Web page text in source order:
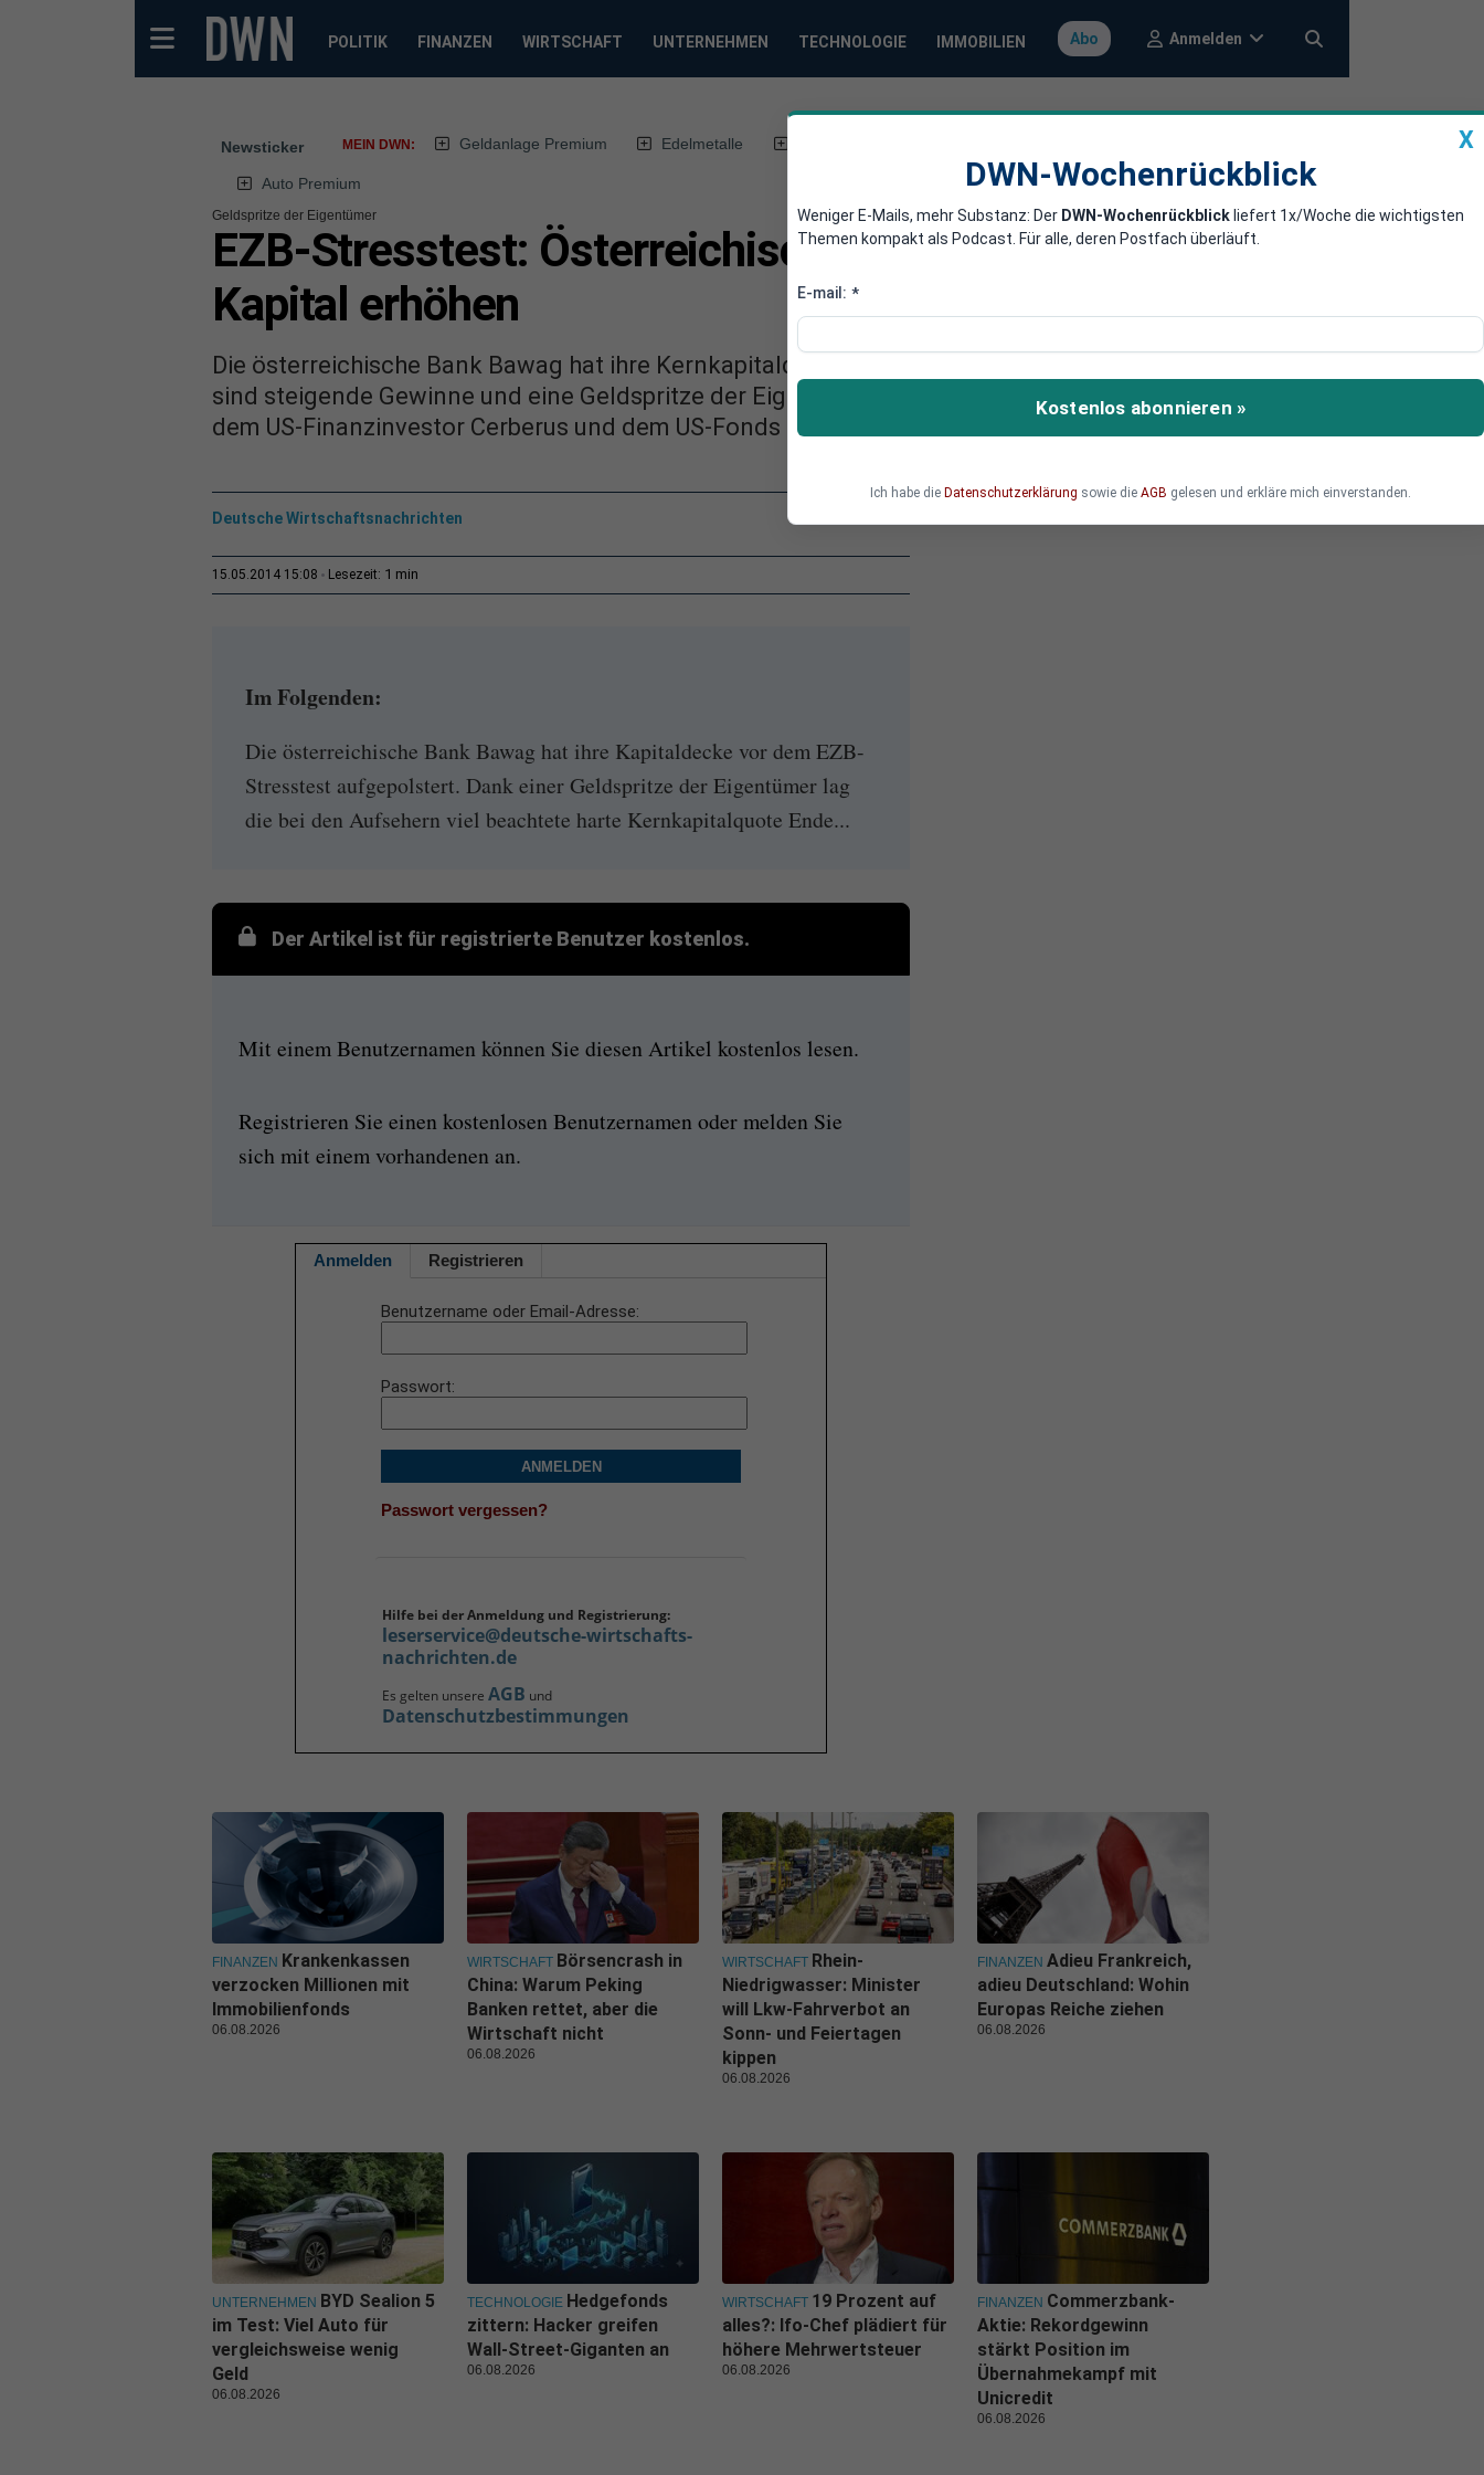
POLITIK FINANZEN WIRTSCHAFT UNTERNEHMEN TECHNOLOGIE IMMOBILIEN Abo Anmelden
Newsticker MEIN DWN: Geldanlage Premium Edelmetalle
Auto Premium
Geldspritze der Eigentümer
EZB-Stresstest: Österreichische Bank Bawag muss
Kapital erhöhen
Die österreichische Bank Bawag hat ihre Kernkapitalquote auf 10,6 Prozent erhöht. Hintergrund
sind steigende Gewinne und eine Geldspritze der Eigentümer. Die Bawag gehört mehrheitlich
dem US-Finanzinvestor Cerberus und dem US-Fonds Golden Tree.
Deutsche Wirtschaftsnachrichten
15.05.2014 15:08 Lesezeit: 1 min
Im Folgenden:
Die österreichische Bank Bawag hat ihre Kapitaldecke vor dem EZB-
Stresstest aufgepolstert. Dank einer Geldspritze der Eigentümer lag
die bei den Aufsehern viel beachtete harte Kernkapitalquote Ende...
Der Artikel ist für registrierte Benutzer kostenlos.
Mit einem Benutzernamen können Sie diesen Artikel kostenlos lesen.
Registrieren Sie einen kostenlosen Benutzernamen oder melden Sie
sich mit einem vorhandenen an.
Anmelden Registrieren
Benutzername oder Email-Adresse
Passwort
ANMELDEN
Passwort vergessen?
Hilfe bei der Anmeldung und Registrierung:
leserservice@deutsche-wirtschafts-
nachrichten.de
Es gelten unsere AGB und
Datenschutzbestimmungen
X
DWN-Wochenrückblick
Weniger E-Mails, mehr Substanz: Der DWN-Wochenrückblick liefert 1x/Woche die wichtigsten
Themen kompakt als Podcast. Für alle, deren Postfach überläuft.
E-mail: *
Kostenlos abonnieren »
Ich habe die Datenschutzerklärung sowie die AGB gelesen und erkläre mich einverstanden.
FINANZEN Krankenkassen
verzocken Millionen mit
Immobilienfonds
06.08.2026
WIRTSCHAFT Börsencrash in
China: Warum Peking
Banken rettet, aber die
Wirtschaft nicht
06.08.2026
WIRTSCHAFT Rhein-
Niedrigwasser: Minister
will Lkw-Fahrverbot an
Sonn- und Feiertagen
kippen
06.08.2026
FINANZEN Adieu Frankreich,
adieu Deutschland: Wohin
Europas Reiche ziehen
06.08.2026
UNTERNEHMEN BYD Sealion 5
im Test: Viel Auto für
vergleichsweise wenig
Geld
06.08.2026
TECHNOLOGIE Hedgefonds
zittern: Hacker greifen
Wall-Street-Giganten an
06.08.2026
WIRTSCHAFT 19 Prozent auf
alles?: Ifo-Chef plädiert für
höhere Mehrwertsteuer
06.08.2026
FINANZEN Commerzbank-
Aktie: Rekordgewinn
stärkt Position im
Übernahmekampf mit
Unicredit
06.08.2026